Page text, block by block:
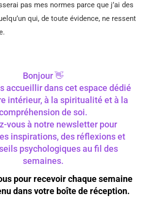
pas mes normes parce que j’ai des
qui, de toute évidence, ne ressent
Bonjour 👋
accueillir dans cet espace dédié
intérieur, à la spiritualité et à la
de soi.
vous à notre newsletter pour
inspirations, des réflexions et
psychologiques au fil des
semaines.
pour recevoir chaque semaine
dans votre boîte de réception.